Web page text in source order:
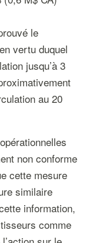
le
vertu duquel
jusqu’à 3
au 20
non conforme
cette mesure
similaire
information,
comme